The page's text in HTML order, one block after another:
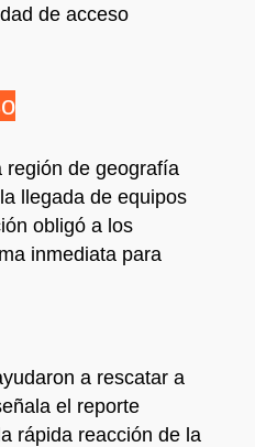
de acceso
región de geografía
llegada de equipos
obligó a los
inmediata para
a rescatar a
el reporte
rápida reacción de la